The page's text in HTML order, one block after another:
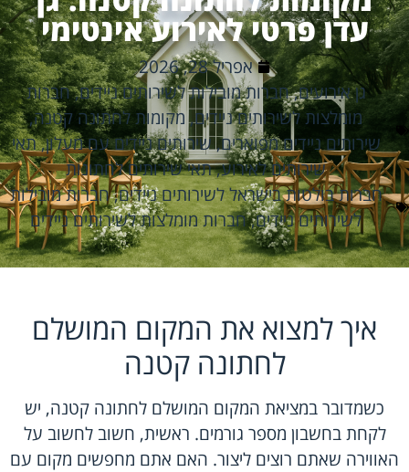
עדן פרטי לאירוע אינטימי
אפריל 28, 2026
גן אירועים,חברות מובילות לשירותים ניידים,חברות
מומלצות לשירותים ניידים,מקומות לחתונה קטנה,
שירותים ניידים מפוארים,שירותים ניידים עם מעלון,תאי
שירותים לאירוע,תאי שירותים לחתונות
חברות בולטות בישראל לשירותים ניידים,חברות מובילות
לשירותים ניידים,חברות מומלצות לשירותים ניידים
איך למצוא את המקום המושלם
לחתונה קטנה
כשמדובר במציאת המקום המושלם לחתונה קטנה, יש
לקחת בחשבון מספר גורמים. ראשית, חשוב לחשוב על
האווירה שאתם רוצים ליצור. האם אתם מחפשים מקום עם